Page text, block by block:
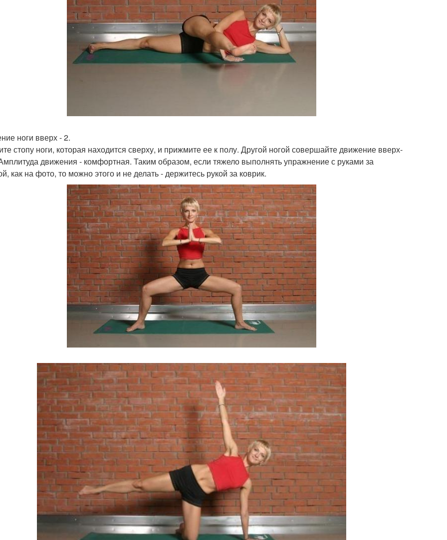
ноги вверх - 2.
стопу ноги, которая находится сверху, и прижмите ее к полу. Другой ногой совершайте движение вверх-
движения - комфортная. Таким образом, если тяжело выполнять упражнение с руками за
как на фото, то можно этого и не делать - держитесь рукой за коврик.